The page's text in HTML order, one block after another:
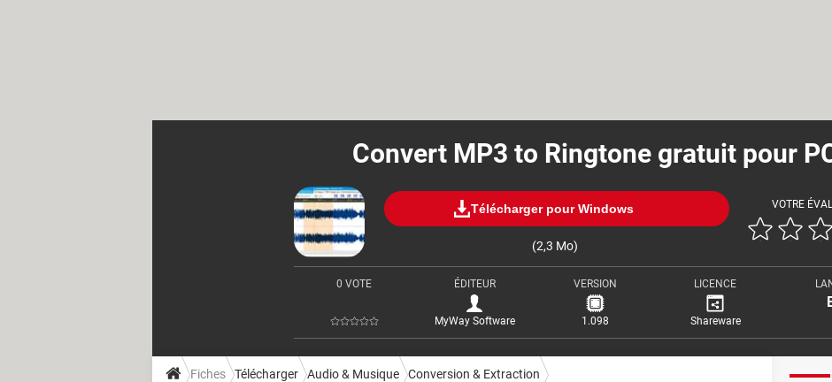
Convert MP3 to Ringtone gratuit pour
Télécharger pour Windows
(2,3 Mo)
VOTRE
0 VOTE ÉDITEUR
MyWay Software
VERSION
1.098
LICENCE
Shareware
Fiches Télécharger Audio & Musique Conversion & Extraction